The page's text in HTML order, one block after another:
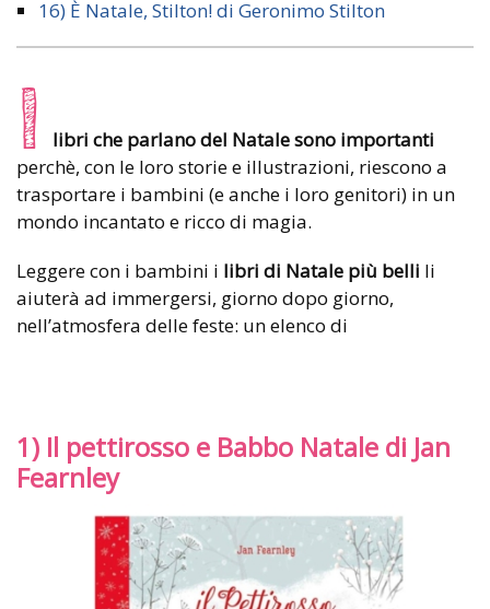
16) È Natale, Stilton! di Geronimo Stilton
I
libri che parlano del Natale sono importanti
perchè, con le loro storie e illustrazioni, riescono a
trasportare i bambini (e anche i loro genitori) in un
mondo incantato e ricco di magia.
Leggere con i bambini i libri di Natale più belli li
aiuterà ad immergersi, giorno dopo giorno,
nell’atmosfera delle feste: un elenco di
1) Il pettirosso e Babbo Natale di Jan
Fearnley